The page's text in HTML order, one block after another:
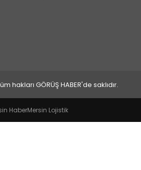
hakları GÖRÜŞ HABER'de saklıdır.
HaberMersin Lojistik